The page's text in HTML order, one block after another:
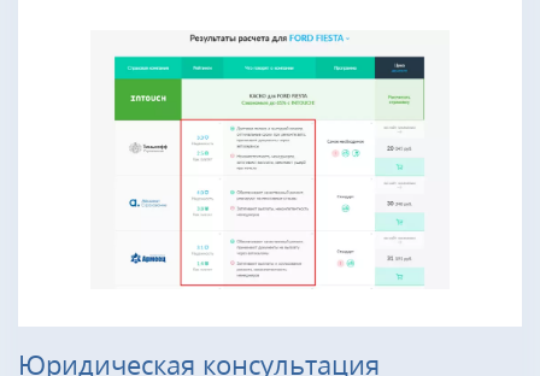
Юридическая консультация